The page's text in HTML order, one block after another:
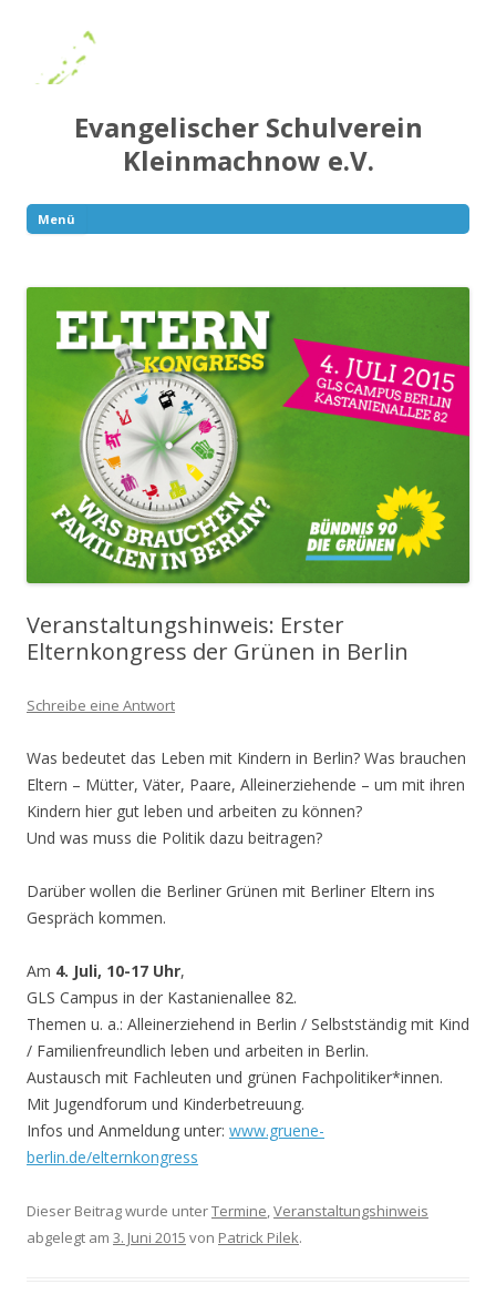
Evangelischer Schulverein
Kleinmachnow e.V.
Menü
Veranstaltungshinweis: Erster
Elternkongress der Grünen in Berlin
Schreibe eine Antwort
Was bedeutet das Leben mit Kindern in Berlin? Was brauchen
Eltern – Mütter, Väter, Paare, Alleinerziehende – um mit ihren
Kindern hier gut leben und arbeiten zu können?
Und was muss die Politik dazu beitragen?
Darüber wollen die Berliner Grünen mit Berliner Eltern ins
Gespräch kommen.
Am 4. Juli, 10-17 Uhr,
GLS Campus in der Kastanienallee 82.
Themen u. a.: Alleinerziehend in Berlin / Selbstständig mit Kind
/ Familienfreundlich leben und arbeiten in Berlin.
Austausch mit Fachleuten und grünen Fachpolitiker*innen.
Mit Jugendforum und Kinderbetreuung.
Infos und Anmeldung unter: www.gruene-
berlin.de/elternkongress
Dieser Beitrag wurde unterTermine,Veranstaltungshinweis
abgelegt am 3. Juni 2015 von Patrick Pilek.